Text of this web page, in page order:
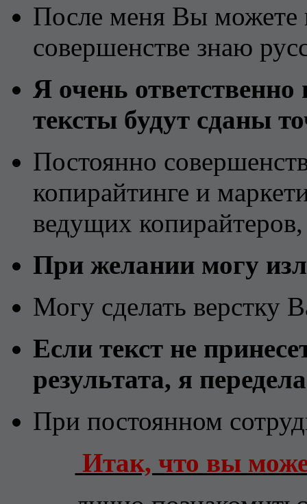
После меня Вы можете
совершенстве знаю
Я очень
тексты будут сданы
Постоянно
копирайтинге и
ведущих
При желании могу
Могу сделать
Если текст не
результата, я
При постоянном
Итак, что вы